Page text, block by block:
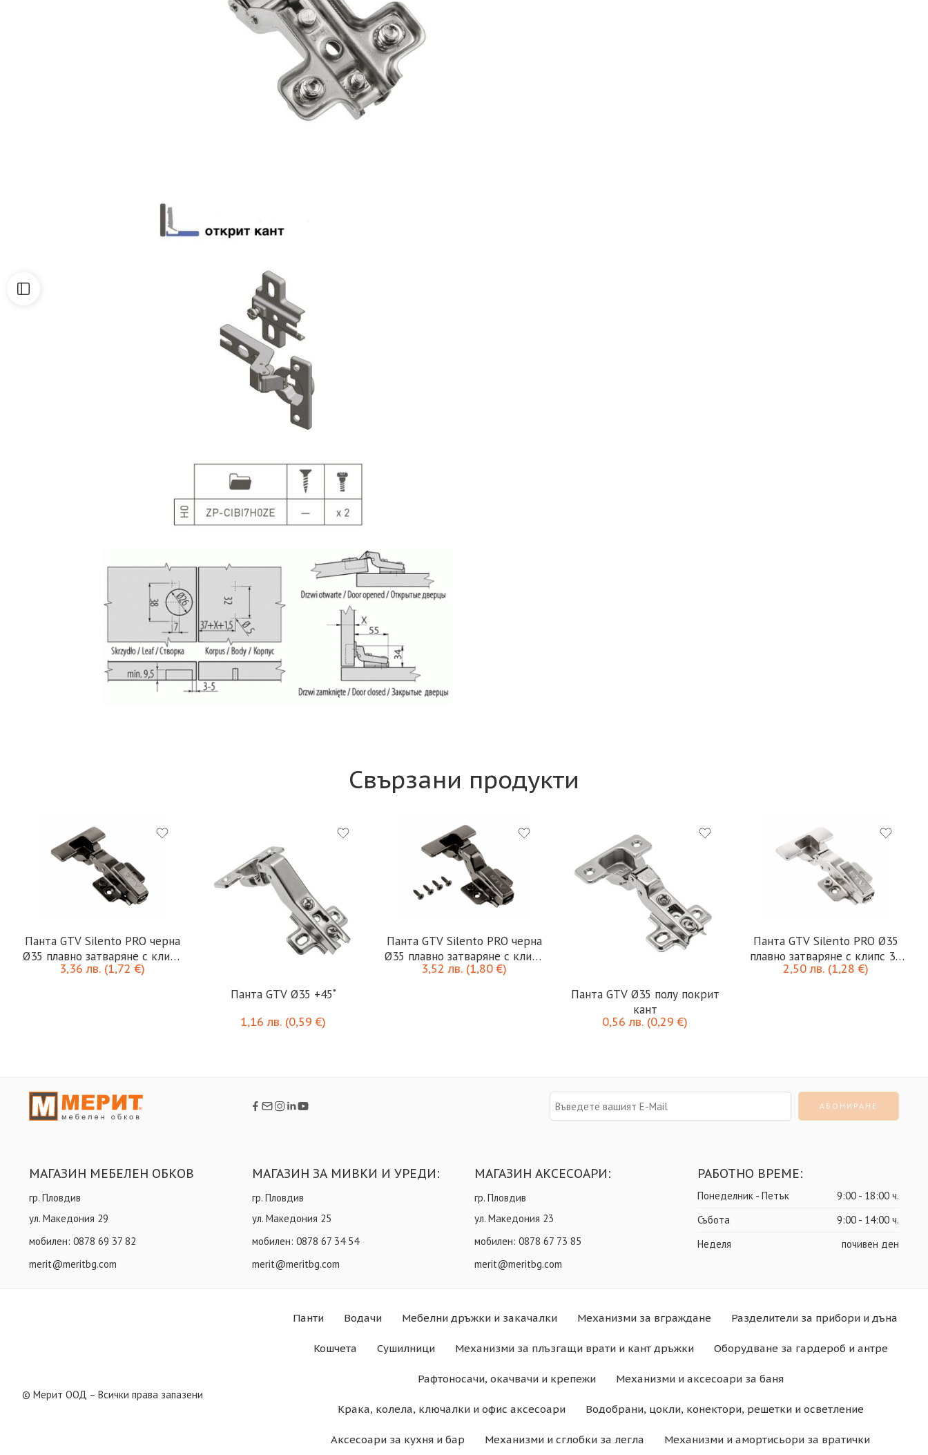
Свързани продукти
Панта GTV Silento PRO черна
Ø35 плавно затваряне с клипс
3D покрит кант
3,36лв. (1,72€)
Панта GTV Ø35 +45˚
1,16лв. (0,59€)
Панта GTV Silento PRO черна
Ø35 плавно затваряне с клипс
3D открит кант
3,52лв. (1,80€)
Панта GTV Ø35 полу покрит
кант
0,56лв. (0,29€)
Панта GTV Silento PRO Ø35
плавно затваряне с клипс 3D
покрит кант
2,50лв. (1,28€)
МАГАЗИН МЕБЕЛЕН ОБКОВ
гр. Пловдив
ул. Македония 29
мобилен: 0878 69 37 82
merit@meritbg.com
МАГАЗИН ЗА МИВКИ И УРЕДИ:
гр. Пловдив
ул. Македония 25
мобилен: 0878 67 34 54
merit@meritbg.com
МАГАЗИН АКСЕСОАРИ:
гр. Пловдив
ул. Македония 23
мобилен: 0878 67 73 85
merit@meritbg.com
РАБОТНО ВРЕМЕ:
Понеделник - Петък
9:00 - 18:00 ч.
Събота
9:00 - 14:00 ч.
Неделя
почивен ден
© Мерит ООД – Всички права запазени
Панти Водачи Мебелни дръжки и закачалки Механизми за вграждане Разделители за прибори и дъна
Кошчета Сушилници Механизми за плъзгащи врати и кант дръжки Оборудване за гардероб и антре
Рафтоносачи, окачвачи и крепежи Механизми и аксесоари за баня
Крака, колела, ключалки и офис аксесоари Водобрани, цокли, конектори, решетки и осветление
Аксесоари за кухня и бар Механизми и сглобки за легла Механизми и амортисьори за вратички